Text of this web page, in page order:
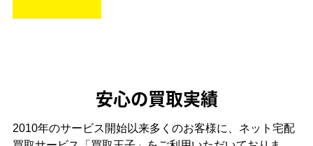
安心の買取実績
2010年のサービス開始以来多くのお客様に、 ネット宅配